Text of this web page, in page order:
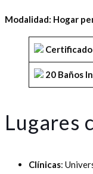
Modalidad: Hogar
Certificado
20 Baños
Lugares
Clínicas: